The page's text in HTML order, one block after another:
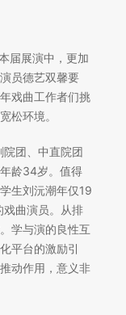
届展演中，更加
员德艺双馨要
戏曲工作者们挑
松环境。
团、中直院团
龄34岁。值得
生刘沅潮年仅19
戏曲演员。从排
学与演的良性互
平台的激励引
动作用，意义非